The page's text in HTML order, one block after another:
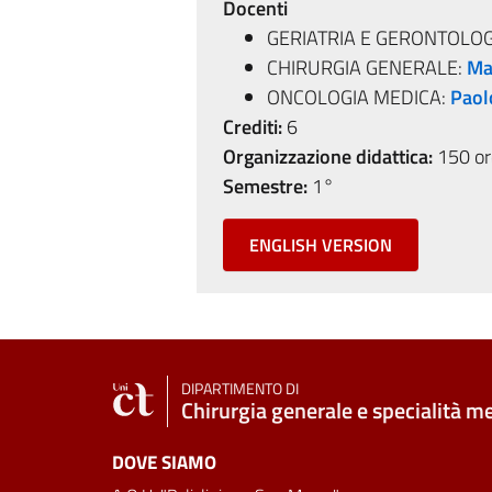
Docenti
GERIATRIA E
CHIRURGIA GENERALE:
ONCOLOGIA MEDICA:
Crediti:6
Organizzazione didattica:150
Semestre:1°
ENGLISH VERSION
DIPARTIMENTO DI
Chirurgia generale e specialità
DOVE SIAMO